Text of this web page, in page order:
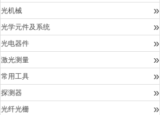
光机械 »
光学元件及系统 »
光电器件 »
激光测量 »
常用工具 »
探测器 »
光纤光栅 »